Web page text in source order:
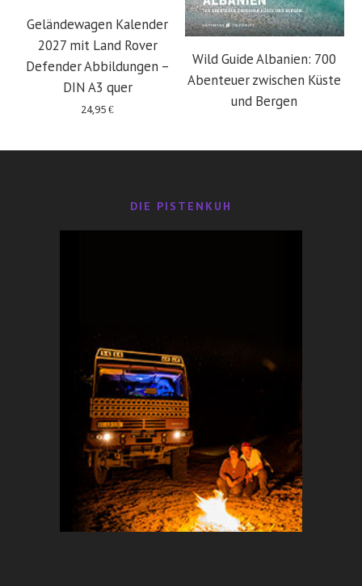
Geländewagen Kalender
2027 mit Land Rover
Defender Abbildungen –
DIN A3 quer
24,95€
Wild Guide Albanien: 700
Abenteuer zwischen Küste
und Bergen
DIE PISTENKUH